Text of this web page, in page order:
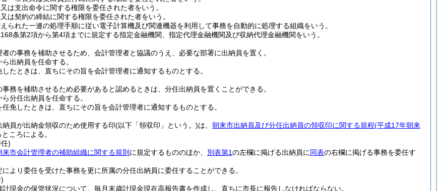
は支出命令に関する権限を委任された者をいう。
は契約の締結に関する権限を委任された者をいう。
られた一連の処理手順に従い電子計算機及び関連機器を利用して事務を自動的に処理する組織をいう。
条第2項から第4項までに規定する指定金融機関、指定代理金融機関及び収納代理金融機関をいう。
の事務を補助させるため、会計管理者と協議のうえ、必要な部署に出納員を置く。
出納員を任命する。
たときは、直ちにその旨を会計管理者に通知するものとする。
務を補助させるため必要があると認めるときは、分任出納員を置くことができる。
分任出納員を任命する。
免したときは、直ちにその旨を会計管理者に通知するものとする。
員が出納金領収のため使用する印(以下「領収印」という。)は、 朝来市出納員及び分任出納員の領収印に関する規程(平成17年朝来
ころによる。
)
来市会計管理者の補助組織に関する規則 に規定するもののほか、 別表第1の左欄に掲げる出納員に同表の右欄に掲げる事務を委任す
により委任を受けた事務を更に所属の分任出納員に委任することができる。
現金の保管状況について、毎月末歳計現金現在高報告書を作成し、直ちに市長に報告しなければならない。